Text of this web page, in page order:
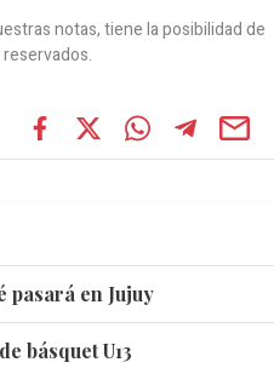
notas, tiene la posibilidad de
pasará en Jujuy
básquet U13